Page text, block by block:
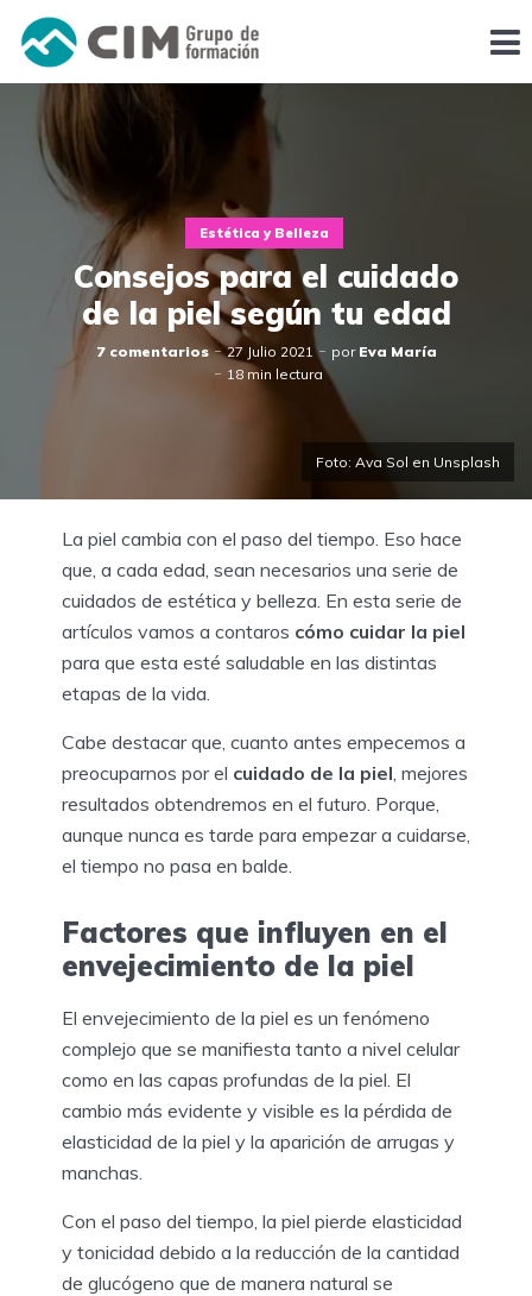
Foto: Ava Sol en Unsplash
Estética y Belleza
Consejos para el cuidado
de la piel según tu edad
7 comentarios 27 Julio 2021 por Eva María
18 min lectura
La piel cambia con el paso del tiempo. Eso hace
que, a cada edad, sean necesarios una serie de
cuidados de estética y belleza. En esta serie de
artículos vamos a contaros cómo cuidar la piel
para que esta esté saludable en las distintas
etapas de la vida.
Cabe destacar que, cuanto antes empecemos a
preocuparnos por el cuidado de la piel, mejores
resultados obtendremos en el futuro. Porque,
aunque nunca es tarde para empezar a cuidarse,
el tiempo no pasa en balde.
Factores que influyen en el
envejecimiento de la piel
El envejecimiento de la piel es un fenómeno
complejo que se manifiesta tanto a nivel celular
como en las capas profundas de la piel. El
cambio más evidente y visible es la pérdida de
elasticidad de la piel y la aparición de arrugas y
manchas.
Con el paso del tiempo, la piel pierde elasticidad
y tonicidad debido a la reducción de la cantidad
de glucógeno que de manera natural se